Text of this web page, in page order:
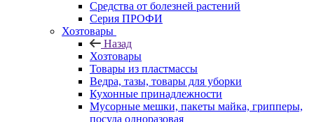
Средства от болезней растений
Серия ПРОФИ
Хозтовары
Назад
Хозтовары
Товары из пластмассы
Ведра, тазы, товары для уборки
Кухонные принадлежности
Мусорные мешки, пакеты майка, грипперы,
посуда одноразовая